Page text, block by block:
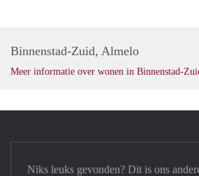
Binnenstad-Zuid, Almelo
Meer informatie over wonen in Binnenstad-
Niks leuks gevonden? Dit is ons